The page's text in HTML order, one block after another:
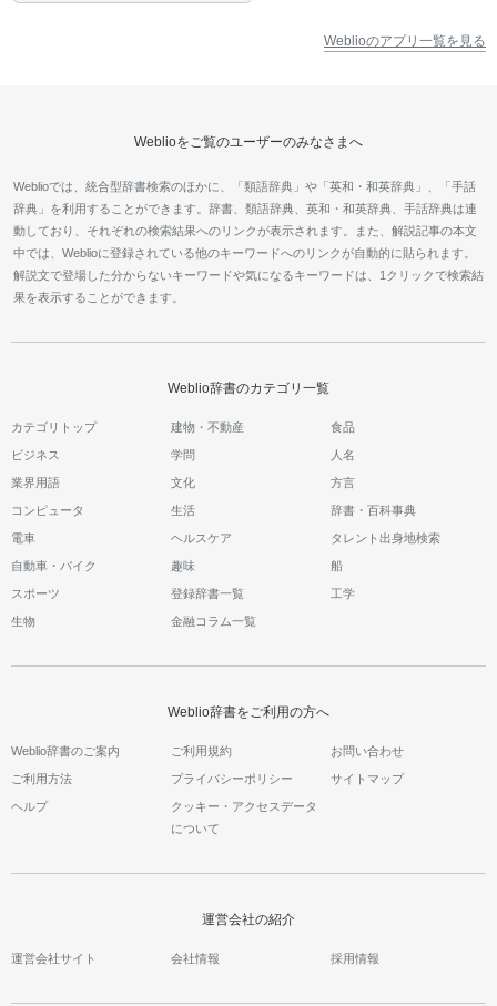
Weblioのアプリ一覧を見る
Weblioをご覧のユーザーのみなさまへ
Weblioでは、統合型辞書検索のほかに、「類語辞典」や「英和・和英辞典」、「手話
辞典」を利用することができます。辞書、類語辞典、英和・和英辞典、手話辞典は連
動しており、それぞれの検索結果へのリンクが表示されます。また、解説記事の本文
中では、Weblioに登録されている他のキーワードへのリンクが自動的に貼られます。
解説文で登場した分からないキーワードや気になるキーワードは、1クリックで検索結
果を表示することができます。
Weblio辞書のカテゴリ一覧
カテゴリトップ 建物・不動産 食品
ビジネス 学問 人名
業界用語 文化 方言
コンピュータ 生活 辞書・百科事典
電車 ヘルスケア タレント出身地検索
自動車・バイク 趣味 船
スポーツ 登録辞書一覧 工学
生物 金融コラム一覧
Weblio辞書をご利用の方へ
Weblio辞書のご案内 ご利用規約 お問い合わせ
ご利用方法 プライバシーポリシー サイトマップ
ヘルプ
クッキー・アクセスデータ
について
運営会社の紹介
運営会社サイト 会社情報 採用情報